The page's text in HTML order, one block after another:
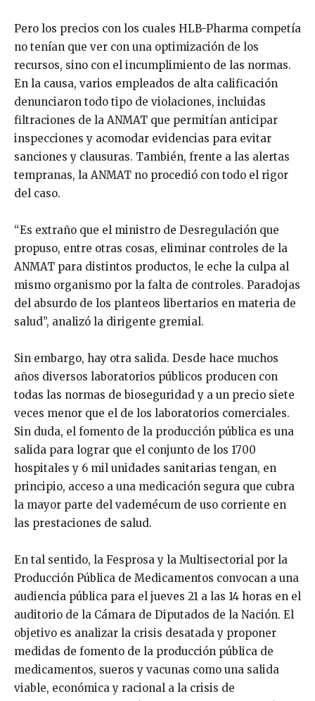
Pero los precios con los cuales HLB-Pharma competía
no tenían que ver con una optimización de los
recursos, sino con el incumplimiento de las normas.
En la causa, varios empleados de alta calificación
denunciaron todo tipo de violaciones, incluidas
filtraciones de la ANMAT que permitían anticipar
inspecciones y acomodar evidencias para evitar
sanciones y clausuras. También, frente a las alertas
tempranas, la ANMAT no procedió con todo el rigor
del caso.
“Es extraño que el ministro de Desregulación que
propuso, entre otras cosas, eliminar controles de la
ANMAT para distintos productos, le eche la culpa al
mismo organismo por la falta de controles. Paradojas
del absurdo de los planteos libertarios en materia de
salud”, analizó la dirigente gremial.
Sin embargo, hay otra salida. Desde hace muchos
años diversos laboratorios públicos producen con
todas las normas de bioseguridad y a un precio siete
veces menor que el de los laboratorios comerciales.
Sin duda, el fomento de la producción pública es una
salida para lograr que el conjunto de los 1700
hospitales y 6 mil unidades sanitarias tengan, en
principio, acceso a una medicación segura que cubra
la mayor parte del vademécum de uso corriente en
las prestaciones de salud.
En tal sentido, la Fesprosa y la Multisectorial por la
Producción Pública de Medicamentos convocan a una
audiencia pública para el jueves 21 a las 14 horas en el
auditorio de la Cámara de Diputados de la Nación. El
objetivo es analizar la crisis desatada y proponer
medidas de fomento de la producción pública de
medicamentos, sueros y vacunas como una salida
viable, económica y racional a la crisis de